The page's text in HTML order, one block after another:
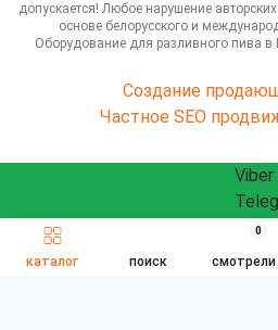
каталог поиск смотрели
0
Быстрый заказ
допускается! Любое нарушение
основе белорусского и
Оборудование для разливного пива в
Создание
Частное SEO
Viber